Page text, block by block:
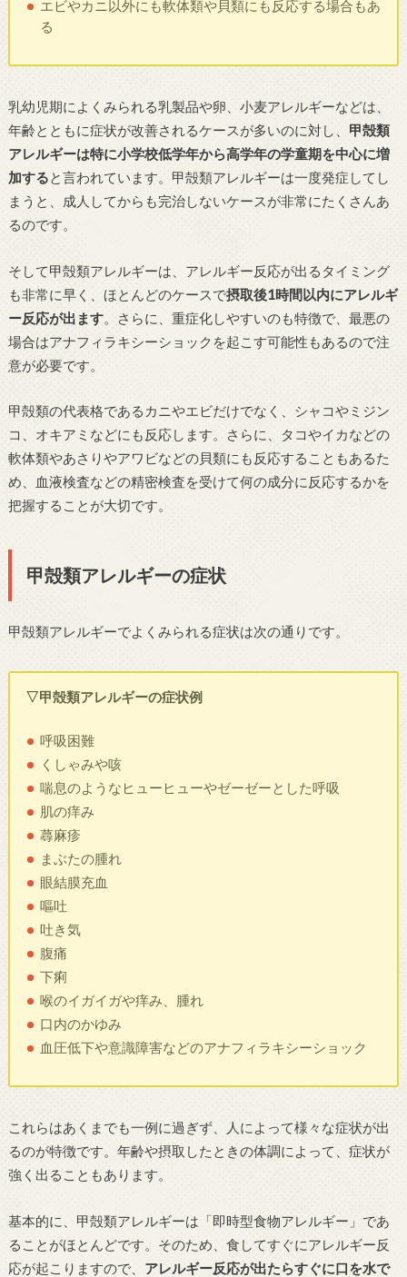
エビやカニ以外にも軟体類や貝類にも反応する場合もあ
る
乳幼児期によくみられる乳製品や卵、小麦アレルギーなどは、
年齢とともに症状が改善されるケースが多いのに対し、 甲殻類
アレルギーは特に小学校低学年から高学年の学童期を中心に増
加すると言われています。甲殻類アレルギーは一度発症してし
まうと、成人してからも完治しないケースが非常にたくさんあ
るのです。
そして甲殻類アレルギーは、アレルギー反応が出るタイミング
も非常に早く、ほとんどのケースで摂取後1時間以内にアレルギ
ー反応が出ます。さらに、重症化しやすいのも特徴で、最悪の
場合はアナフィラキシーショックを起こす可能性もあるので注
意が必要です。
甲殻類の代表格であるカニやエビだけでなく、シャコやミジン
コ、オキアミなどにも反応します。さらに、タコやイカなどの
軟体類やあさりやアワビなどの貝類にも反応することもあるた
め、血液検査などの精密検査を受けて何の成分に反応するかを
把握することが大切です。
甲殻類アレルギーの症状
甲殻類アレルギーでよくみられる症状は次の通りです。
▽甲殻類アレルギーの症状例
呼吸困難
くしゃみや咳
喘息のようなヒューヒューやゼーゼーとした呼吸
肌の痒み
蕁麻疹
まぶたの腫れ
眼結膜充血
嘔吐
吐き気
腹痛
下痢
喉のイガイガや痒み、腫れ
口内のかゆみ
血圧低下や意識障害などのアナフィラキシーショック
これらはあくまでも一例に過ぎず、人によって様々な症状が出
るのが特徴です。年齢や摂取したときの体調によって、症状が
強く出ることもあります。
基本的に、甲殻類アレルギーは「即時型食物アレルギー」であ
ることがほとんどです。そのため、食してすぐにアレルギー反
応が起こりますので、 アレルギー反応が出たらすぐに口を水で